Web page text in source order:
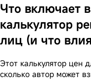
Что включает
калькулятор
лиц (и что
Этот калькулятор цен
сколько автор может